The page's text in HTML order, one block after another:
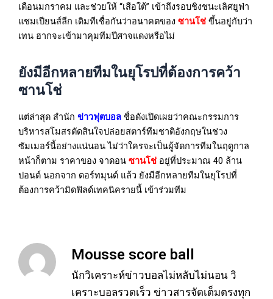
เดือนมกราคม และช่วยให้ “เสือใต้” เข้าถึงรอบชิงชนะเลิศยูฟ่า
แชมเปียนส์ลีก เดิมทีเชื่อกันว่าอนาคตของ ซานโช่ ขึ้นอยู่กับว่า
เทน ฮากจะเข้ามาคุมทีมปีศาจแดงหรือไม่
ยังมีอีกหลายทีมในยุโรปที่ต้องการคว้า
ซานโช่
แต่ล่าสุด สำนัก ข่าวฟุตบอล ชื่อดังเปิดเผยว่าคณะกรรมการ
บริหารสโมสรตัดสินใจปล่อยสตาร์ทีมชาติอังกฤษในช่วง
ซัมเมอร์นี้อย่างแน่นอน ไม่ว่าใครจะเป็นผู้จัดการทีมในฤดูกาล
หน้าก็ตาม ราคาของ จาดอน ซานโช่ อยู่ที่ประมาณ 40 ล้าน
ปอนด์ นอกจาก ดอร์ทมุนด์ แล้ว ยังมีอีกหลายทีมในยุโรปที่
ต้องการคว้ามิดฟิลด์เทคนิครายนี้ เข้าร่วมทีม
Mousse score ball
นักวิเคราะห์ข่าวบอลไม่หลับไม่นอน วิ
เคราะบอลรวดเร็ว ข่าวสารจัดเต็มตรงทุก